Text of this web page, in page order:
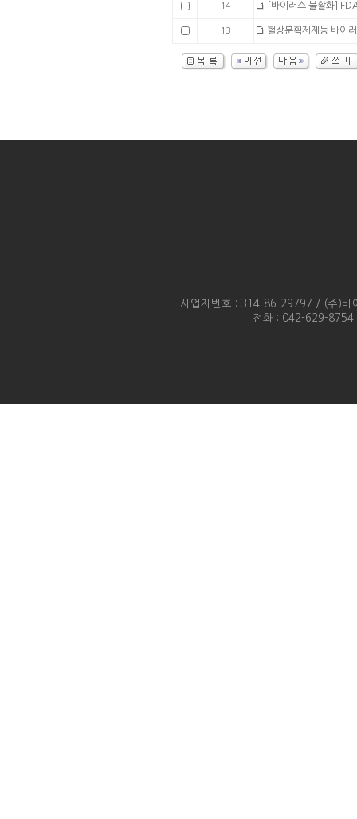
14 [바이러스 불활화]
13 혈장분획제제등 바이
사업자번호 : 314-86-29797 / (주)바
전화 : 042-629-8754